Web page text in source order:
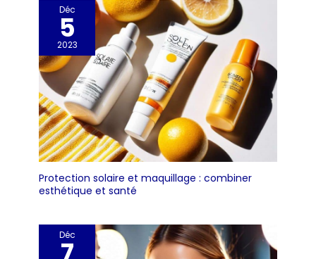
Déc
5
2023
Protection solaire et maquillage : combiner
esthétique et santé
Déc